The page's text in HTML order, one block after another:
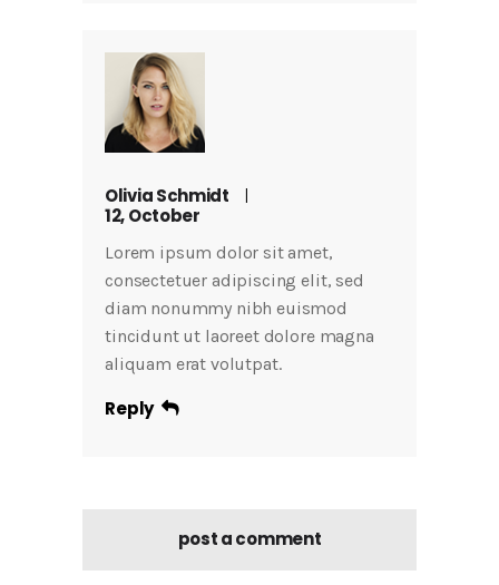
Olivia Schmidt
12, October
Lorem ipsum dolor sit amet,
consectetuer adipiscing elit, sed
diam nonummy nibh euismod
tincidunt ut laoreet dolore magna
aliquam erat volutpat.
Reply
post a comment